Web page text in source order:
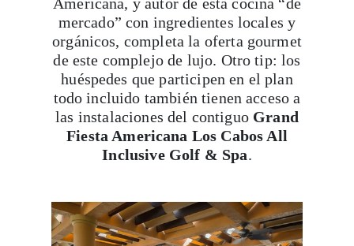
mercado” con ingredientes locales y
orgánicos, completa la oferta gourmet
de este complejo de lujo. Otro tip: los
huéspedes que participen en el plan
todo incluido también tienen acceso a
las instalaciones del contiguo Grand
Fiesta Americana Los Cabos All
Inclusive Golf & Spa.